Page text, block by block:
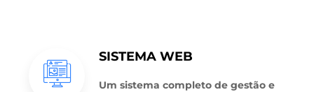
SISTEMA WEB
Um sistema completo de gestão e